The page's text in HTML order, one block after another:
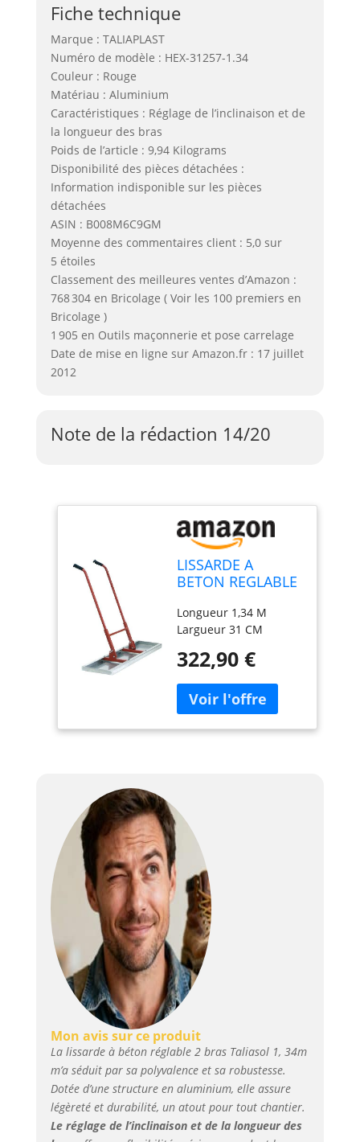
Fiche technique
Marque : TALIAPLAST
Numéro de modèle : HEX-31257-1.34
Couleur : Rouge
Matériau : Aluminium
Caractéristiques : Réglage de l’inclinaison et de
la longueur des bras
Poids de l’article : 9,94 Kilograms
Disponibilité des pièces détachées :
Information indisponible sur les pièces
détachées
ASIN : B008M6C9GM
Moyenne des commentaires client : 5,0 sur
5 étoiles
Classement des meilleures ventes d’Amazon :
768 304 en Bricolage ( Voir les 100 premiers en
Bricolage )
1 905 en Outils maçonnerie et pose carrelage
Date de mise en ligne sur Amazon.fr : 17 juillet
2012
Note de la rédaction 14/20
LISSARDE A
BETON REGLABLE
1,34M
Longueur 1,34 M
Largueur 31 CM
322,90 €
Mon avis sur ce produit
La lissarde à béton réglable 2 bras Taliasol 1, 34m
m’a séduit par sa polyvalence et sa robustesse.
Dotée d’une structure en aluminium, elle assure
légèreté et durabilité, un atout pour tout chantier.
Le réglage de l’inclinaison et de la longueur des